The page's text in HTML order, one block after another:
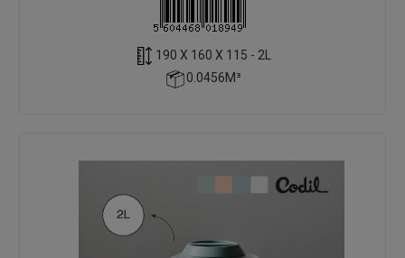
190 X 160 X 115 - 2L
0.0456M³